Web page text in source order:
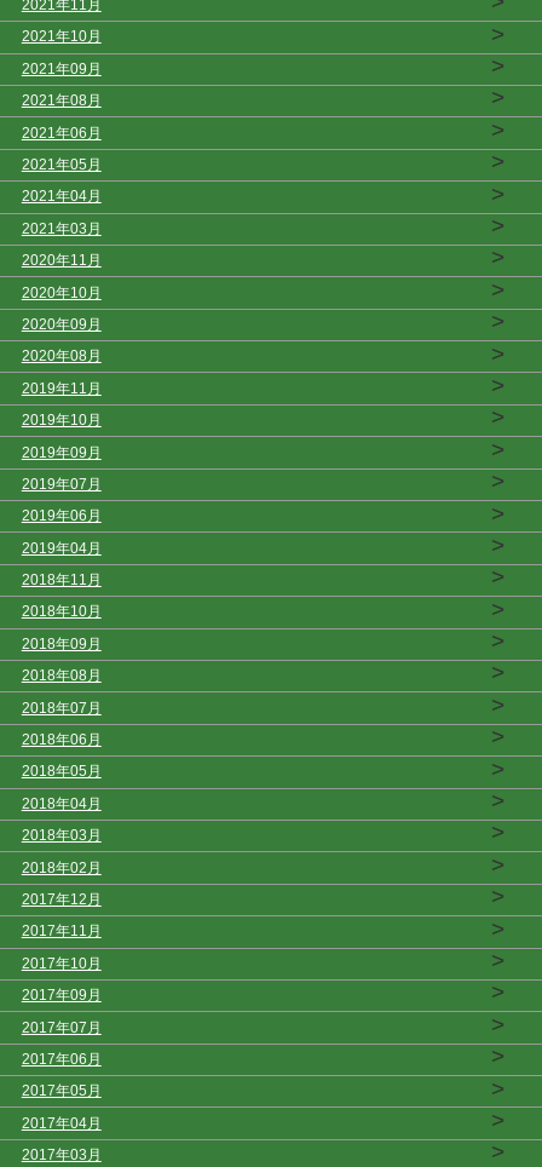
2021年11月
2021年10月 >
2021年09月 >
2021年08月 >
2021年06月 >
2021年05月 >
2021年04月 >
2021年03月 >
2020年11月 >
2020年10月 >
2020年09月 >
2020年08月 >
2019年11月 >
2019年10月 >
2019年09月 >
2019年07月 >
2019年06月 >
2019年04月 >
2018年11月 >
2018年10月 >
2018年09月 >
2018年08月 >
2018年07月 >
2018年06月 >
2018年05月 >
2018年04月 >
2018年03月 >
2018年02月 >
2017年12月 >
2017年11月 >
2017年10月 >
2017年09月 >
2017年07月 >
2017年06月 >
2017年05月 >
2017年04月 >
2017年03月 >